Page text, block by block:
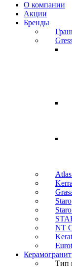
О компании
Акции
Бренды
Staro
NT
Керамогранит
Тип